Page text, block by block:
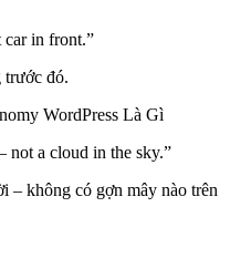
car in front.”
trước đó.
WordPress Là Gì
not a cloud in the sky.”
– không có gợn mây nào trên